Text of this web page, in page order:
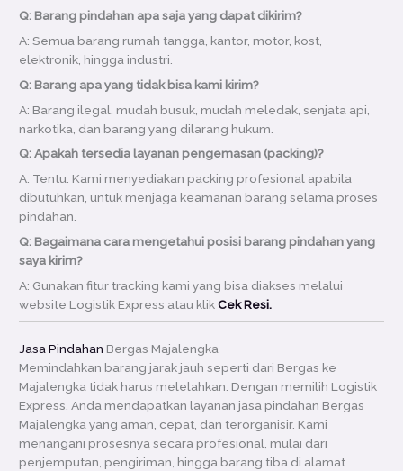
Q: Barang pindahan apa saja yang dapat dikirim?
A: Semua barang rumah tangga, kantor, motor, kost,
elektronik, hingga industri.
Q: Barang apa yang tidak bisa kami kirim?
A: Barang ilegal, mudah busuk, mudah meledak, senjata api,
narkotika, dan barang yang dilarang hukum.
Q: Apakah tersedia layanan pengemasan (packing)?
A: Tentu. Kami menyediakan packing profesional apabila
dibutuhkan, untuk menjaga keamanan barang selama proses
pindahan.
Q: Bagaimana cara mengetahui posisi barang pindahan yang
saya kirim?
A: Gunakan fitur tracking kami yang bisa diakses melalui
website Logistik Express atau klikCek Resi.
Jasa Pindahan Bergas Majalengka
Memindahkan barang jarak jauh seperti dari Bergas ke
Majalengka tidak harus melelahkan. Dengan memilih Logistik
Express, Anda mendapatkan layanan jasa pindahan Bergas
Majalengka yang aman, cepat, dan terorganisir. Kami
menangani prosesnya secara profesional, mulai dari
penjemputan, pengiriman, hingga barang tiba di alamat